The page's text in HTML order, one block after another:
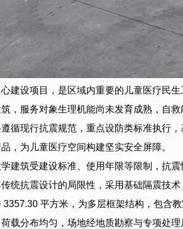
建设项目，是区域内重要的儿童医疗民
，服务对象生理机能尚未发育成熟，自
循现行抗震规范，重点设防类标准执行
，为儿童医疗空间构建坚实安全屏障。
建筑受建设标准、使用年限等限制，抗
统抗震设计的局限性，采用基础隔震技
平方米，为多层框架结构，包含
载分布均匀，场地经地质勘察与专项处